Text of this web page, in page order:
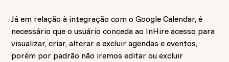
Já em relação à integração com o Google Calendar, é
necessário que o usuário conceda ao InHire acesso para
visualizar, criar, alterar e excluir agendas e eventos,
porém por padrão não iremos editar ou excluir